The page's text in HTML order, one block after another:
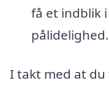
få et indblik
pålidelighed.
I takt med at du